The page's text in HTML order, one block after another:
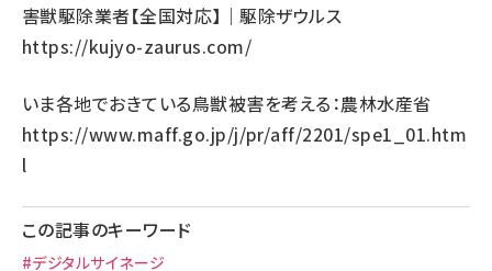
害獣駆除業者【全国対応】｜駆除ザウルス
https://kujyo-zaurus.com/
いま各地でおきている鳥獣被害を考える：農林水産省
https://www.maff.go.jp/j/pr/aff/2201/spe1_01.htm
l
この記事のキーワード
#デジタルサイネージ